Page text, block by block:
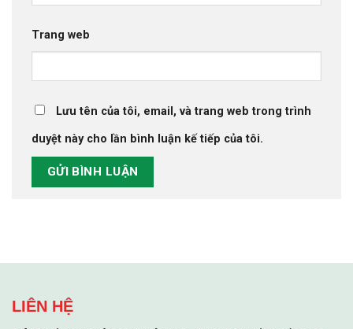
Trang web
Lưu tên của tôi, email, và trang web trong trình
duyệt này cho lần bình luận kế tiếp của tôi.
LIÊN HỆ